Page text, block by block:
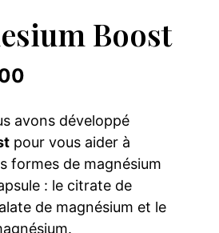
Boost
actuel
est :
€74,00.
avons développé
pour vous aider à
formes de magnésium
: le citrate de
de magnésium et le